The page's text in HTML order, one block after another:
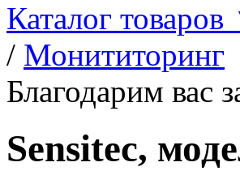
Каталог товаров
/ Монититоринг
Благодарим вас
Sensitec,